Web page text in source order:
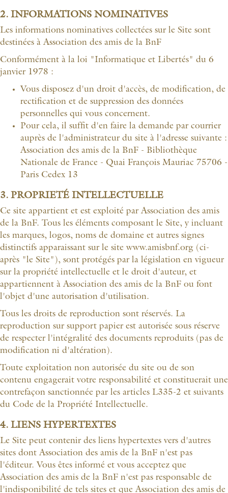
2. INFORMATIONS NOMINATIVES
Les informations nominatives collectées sur le Site sont
destinées à Association des amis de la BnF
Conformément à la loi "Informatique et Libertés" du 6
janvier 1978 :
Vous disposez d'un droit d'accès, de modification, de
rectification et de suppression des données
personnelles qui vous concernent.
Pour cela, il suffit d'en faire la demande par courrier
auprès de l'administrateur du site à l'adresse suivante :
Association des amis de la BnF - Bibliothèque
Nationale de France - Quai François Mauriac 75706 -
Paris Cedex 13
3. PROPRIETÉ INTELLECTUELLE
Ce site appartient et est exploité par Association des amis
de la BnF. Tous les éléments composant le Site, y incluant
les marques, logos, noms de domaine et autres signes
distinctifs apparaissant sur le site www.amisbnf.org (ci-
après "le Site"), sont protégés par la législation en vigueur
sur la propriété intellectuelle et le droit d'auteur, et
appartiennent à Association des amis de la BnF ou font
l'objet d'une autorisation d'utilisation.
Tous les droits de reproduction sont réservés. La
reproduction sur support papier est autorisée sous réserve
de respecter l'intégralité des documents reproduits (pas de
modification ni d'altération).
Toute exploitation non autorisée du site ou de son
contenu engagerait votre responsabilité et constituerait une
contrefaçon sanctionnée par les articles L335-2 et suivants
du Code de la Propriété Intellectuelle.
4. LIENS HYPERTEXTES
Le Site peut contenir des liens hypertextes vers d'autres
sites dont Association des amis de la BnF n'est pas
l'éditeur. Vous êtes informé et vous acceptez que
Association des amis de la BnF n'est pas responsable de
l'indisponibilité de tels sites et que Association des amis de